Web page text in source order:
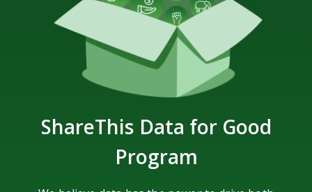
ShareThis Data for Good
Program